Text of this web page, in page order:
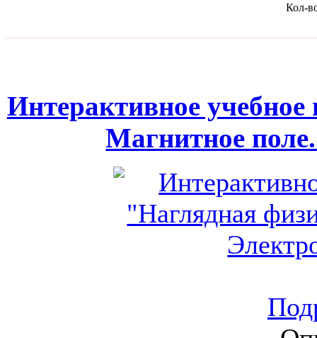
Кол-
Интерактивное
Магнитное